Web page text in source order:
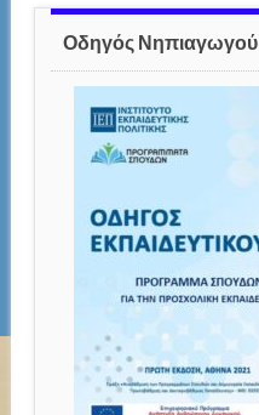
Οδηγός Νηπιαγωγού